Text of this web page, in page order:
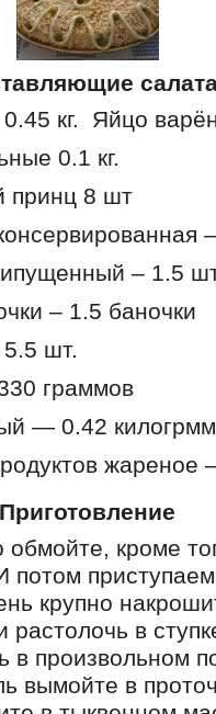
кг. Яйцо
0.1 кг.
принц 8 шт
– 1.5
– 1.5 баночки
шт.
граммов
— 0.42
жареное
Приготовление
обмойте, кроме
потом
крупно
растолочь в
в произвольном
вымойте в